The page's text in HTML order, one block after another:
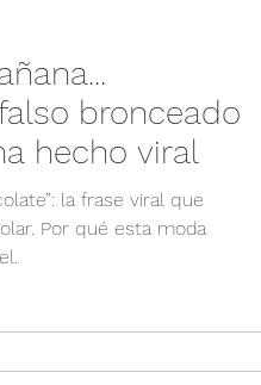
bronceado
hecho viral
la frase viral que
Por qué esta moda